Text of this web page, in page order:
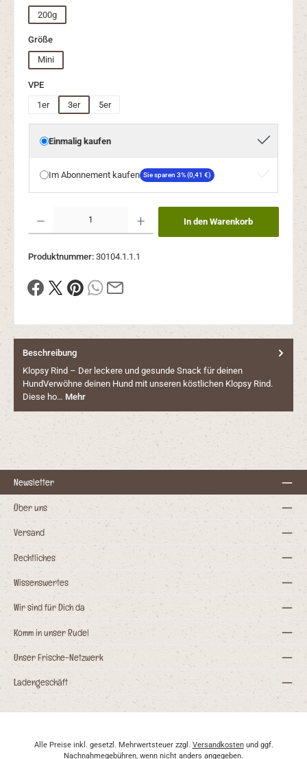
200g
Größeauswählen
Mini
VPEauswählen
1er
3er 5er
Einmalig kaufen
Im Abonnement kaufen Sie sparen 3% (0,41 €)
Produkt Anzahl: Gib den gewünschten Wert ein oder benutze die Schaltflächen um die
In den Warenkorb
Produktnummer: 30104.1.1.1
Beschreibung
Klopsy Rind – Der leckere und gesunde Snack für deinen
HundVerwöhne deinen Hund mit unseren köstlichen Klopsy Rind.
Diese ho… Mehr
Newsletter
Über uns
Versand
Rechtliches
Wissenswertes
Wir sind für Dich da
Komm in unser Rudel
Unser Frische-Netzwerk
Ladengeschäft
Alle Preise inkl. gesetzl. Mehrwertsteuer zzgl. Versandkostenund ggf.
Nachnahmegebühren, wenn nicht anders angegeben.